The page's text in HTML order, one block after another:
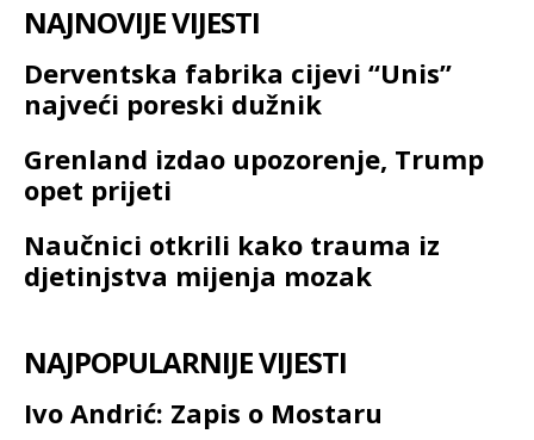
NAJNOVIJE VIJESTI
Derventska fabrika cijevi “Unis”
najveći poreski dužnik
Grenland izdao upozorenje, Trump
opet prijeti
Naučnici otkrili kako trauma iz
djetinjstva mijenja mozak
NAJPOPULARNIJE VIJESTI
Ivo Andrić: Zapis o Mostaru